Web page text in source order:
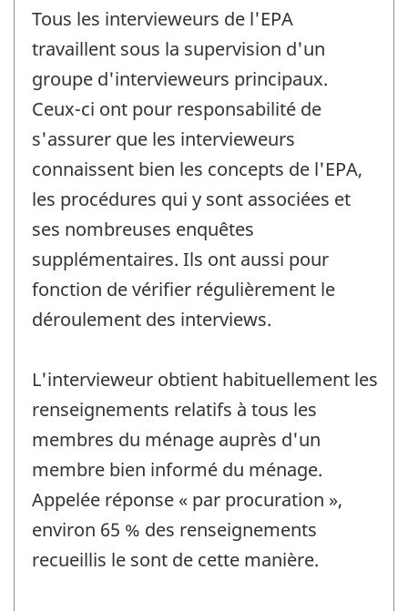
Tous les intervieweurs de l'EPA
travaillent sous la supervision d'un
groupe d'intervieweurs principaux.
Ceux-ci ont pour responsabilité de
s'assurer que les intervieweurs
connaissent bien les concepts de l'EPA,
les procédures qui y sont associées et
ses nombreuses enquêtes
supplémentaires. Ils ont aussi pour
fonction de vérifier régulièrement le
déroulement des interviews.
L'intervieweur obtient habituellement les
renseignements relatifs à tous les
membres du ménage auprès d'un
membre bien informé du ménage.
Appelée réponse « par procuration »,
environ 65 % des renseignements
recueillis le sont de cette manière.